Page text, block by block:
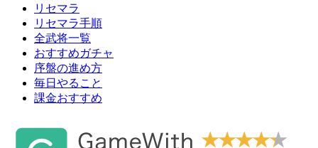
リセマラ
リセマラ手順
全武将一覧
おすすめガチャ
序盤の進め方
毎日やること
課金おすすめ